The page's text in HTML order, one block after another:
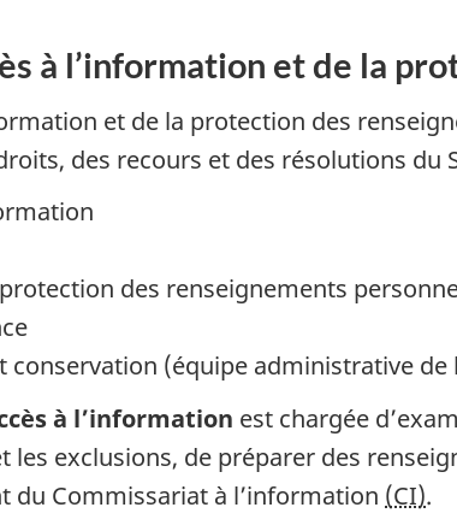
à l’information et de la
et de la protection des
des recours et des résolutions
des renseignements
(équipe administrative de
à l’information est chargée
les exclusions, de préparer des
du Commissariat à l’information (CI).